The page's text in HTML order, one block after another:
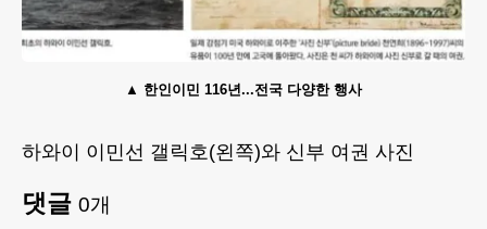
한인이민 116년...전국 다양한 행사
하와이 이민선 갤릭호(왼쪽)와 신부 여권 사진
댓글 0개